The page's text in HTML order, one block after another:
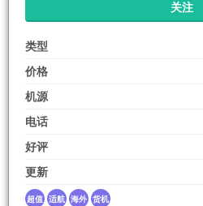
关注
类型
价格
机源
电话
好评
更新
超值 适航 海外 货机